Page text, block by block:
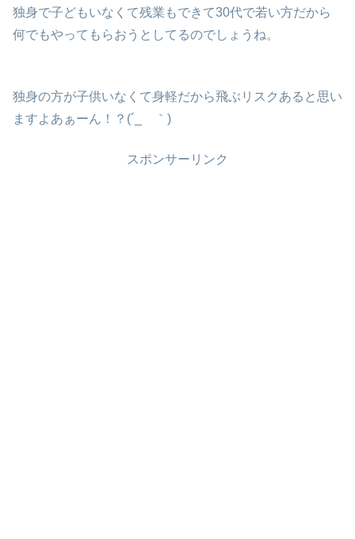
独身で子どもいなくて残業もできて30代で若い方だから
何でもやってもらおうとしてるのでしょうね。
独身の方が子供いなくて身軽だから飛ぶリスクあると思い
ますよあぁーん！？(´_ゝ｀)
スポンサーリンク